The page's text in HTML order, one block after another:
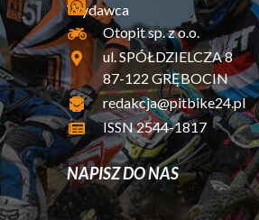
Wydawca
Otopit sp. z o.o.
ul. SPÓŁDZIELCZA 8
87-122 GRĘBOCIN
redakcja@pitbike24.pl
ISSN 2544-1817
NAPISZ DO NAS